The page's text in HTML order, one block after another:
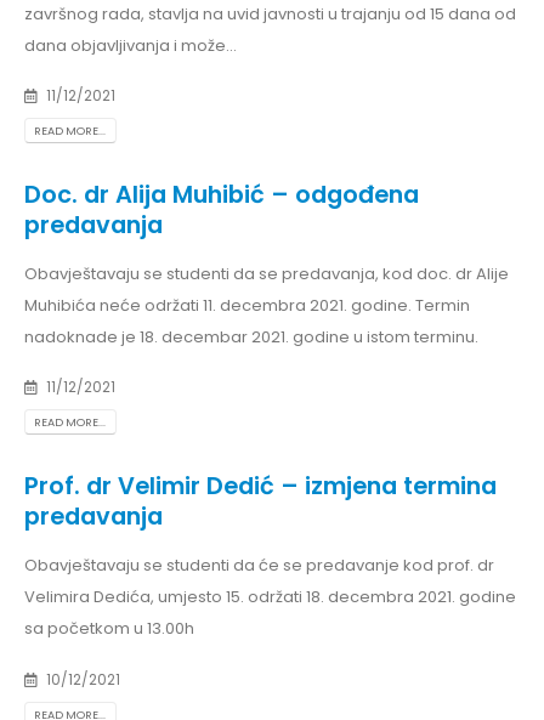
završnog rada, stavlja na uvid javnosti u trajanju od 15 dana od
dana objavljivanja i može...
11/12/2021
READ MORE...
Doc. dr Alija Muhibić – odgođena
predavanja
Obavještavaju se studenti da se predavanja, kod doc. dr Alije
Muhibića neće održati 11. decembra 2021. godine. Termin
nadoknade je 18. decembar 2021. godine u istom terminu.
11/12/2021
READ MORE...
Prof. dr Velimir Dedić – izmjena termina
predavanja
Obavještavaju se studenti da će se predavanje kod prof. dr
Velimira Dedića, umjesto 15. održati 18. decembra 2021. godine
sa početkom u 13.00h
10/12/2021
READ MORE...